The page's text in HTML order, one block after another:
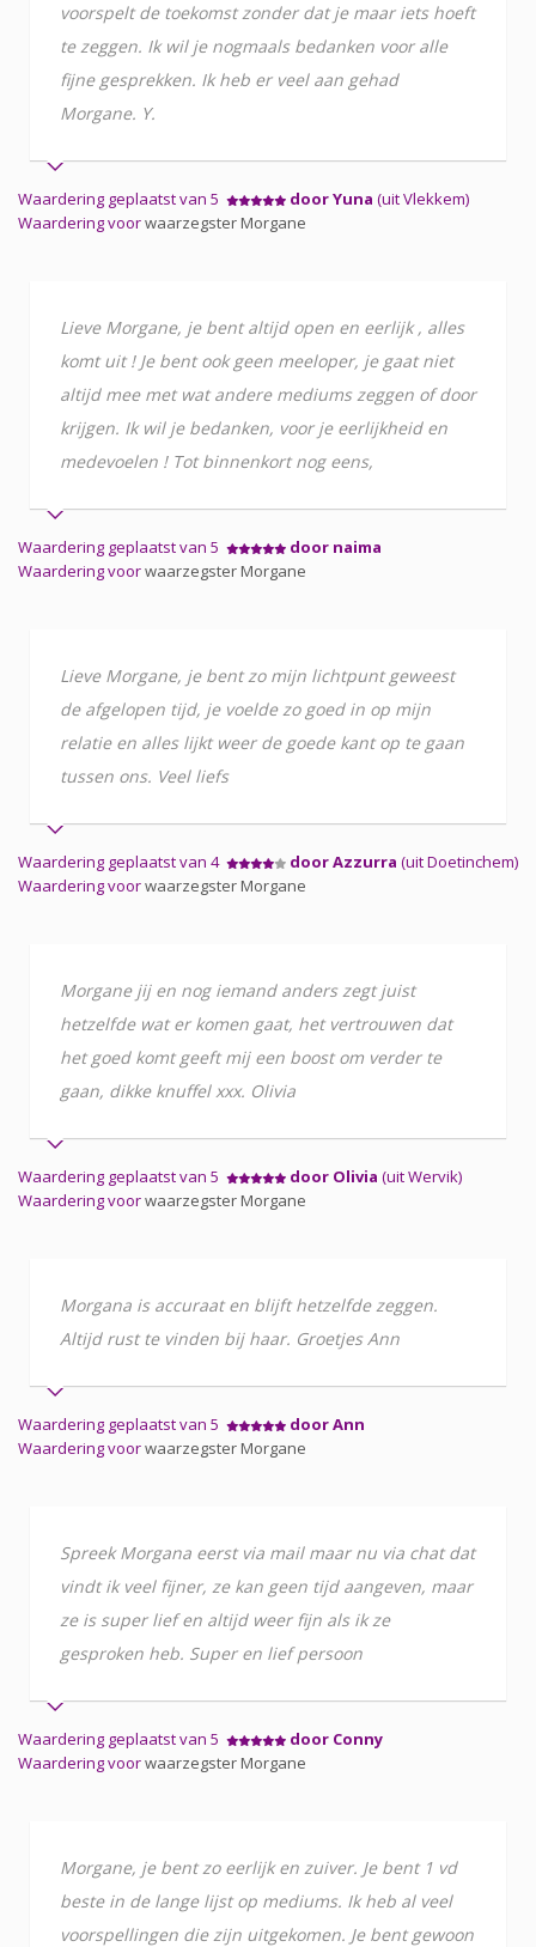
voorspelt de toekomst zonder dat je maar iets hoeft
te zeggen. Ik wil je nogmaals bedanken voor alle
fijne gesprekken. Ik heb er veel aan gehad
Morgane. Y.
Waardering geplaatst van 5 door Yuna (uit Vlekkem)
Waardering voorwaarzegster Morgane
Lieve Morgane, je bent altijd open en eerlijk , alles
komt uit ! Je bent ook geen meeloper, je gaat niet
altijd mee met wat andere mediums zeggen of door
krijgen. Ik wil je bedanken, voor je eerlijkheid en
medevoelen ! Tot binnenkort nog eens,
Waardering geplaatst van 5
door naima
Waardering voorwaarzegster Morgane
Lieve Morgane, je bent zo mijn lichtpunt geweest
de afgelopen tijd, je voelde zo goed in op mijn
relatie en alles lijkt weer de goede kant op te gaan
tussen ons. Veel liefs
Waardering geplaatst van 4 door Azzurra (uit Doetinchem)
Waardering voorwaarzegster Morgane
Morgane jij en nog iemand anders zegt juist
hetzelfde wat er komen gaat, het vertrouwen dat
het goed komt geeft mij een boost om verder te
gaan, dikke knuffel xxx. Olivia
Waardering geplaatst van 5 door Olivia (uit Wervik)
Waardering voorwaarzegster Morgane
Morgana is accuraat en blijft hetzelfde zeggen.
Altijd rust te vinden bij haar. Groetjes Ann
Waardering geplaatst van 5
door Ann
Waardering voorwaarzegster Morgane
Spreek Morgana eerst via mail maar nu via chat dat
vindt ik veel fijner, ze kan geen tijd aangeven, maar
ze is super lief en altijd weer fijn als ik ze
gesproken heb. Super en lief persoon
Waardering geplaatst van 5
door Conny
Waardering voorwaarzegster Morgane
Morgane, je bent zo eerlijk en zuiver. Je bent 1 vd
beste in de lange lijst op mediums. Ik heb al veel
voorspellingen die zijn uitgekomen. Je bent gewoon